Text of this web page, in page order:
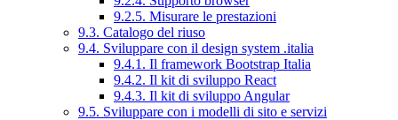
9.2.5. Misurare le prestazioni
9.3. Catalogo del riuso
9.4. Sviluppare con il design system .italia
9.4.1. Il framework Bootstrap Italia
9.4.2. Il kit di sviluppo React
9.4.3. Il kit di sviluppo Angular
9.5. Sviluppare con i modelli di sito e servizi